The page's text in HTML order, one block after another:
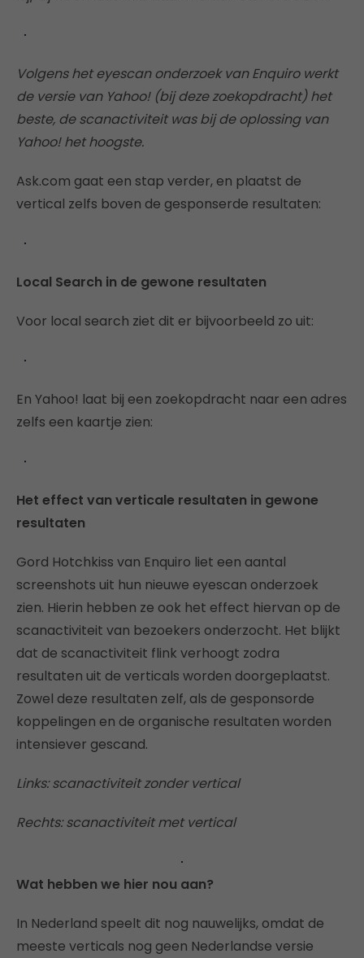
Volgens het eyescan onderzoek van Enquiro werkt
de versie van Yahoo! (bij deze zoekopdracht) het
beste, de scanactiviteit was bij de oplossing van
Yahoo! het hoogste.
Ask.com gaat een stap verder, en plaatst de
vertical zelfs boven de gesponserde resultaten:
Local Search in de gewone resultaten
Voor local search ziet dit er bijvoorbeeld zo uit:
En Yahoo! laat bij een zoekopdracht naar een adres
zelfs een kaartje zien:
Het effect van verticale resultaten in gewone
resultaten
Gord Hotchkiss van Enquiro liet een aantal
screenshots uit hun nieuwe eyescan onderzoek
zien. Hierin hebben ze ook het effect hiervan op de
scanactiviteit van bezoekers onderzocht. Het blijkt
dat de scanactiviteit flink verhoogt zodra
resultaten uit de verticals worden doorgeplaatst.
Zowel deze resultaten zelf, als de gesponsorde
koppelingen en de organische resultaten worden
intensiever gescand.
Links: scanactiviteit zonder vertical
Rechts: scanactiviteit met vertical
Wat hebben we hier nou aan?
In Nederland speelt dit nog nauwelijks, omdat de
meeste verticals nog geen Nederlandse versie